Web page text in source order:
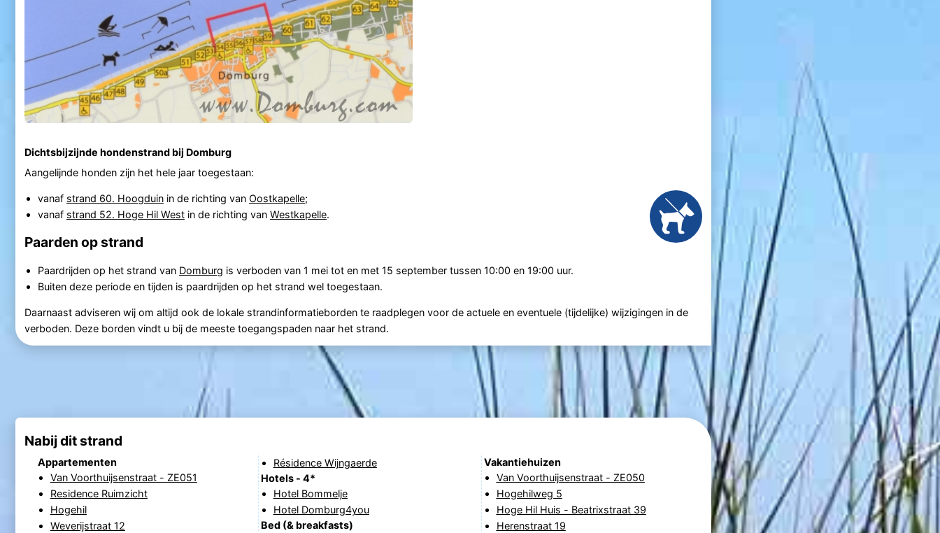
Dichtsbijzijnde hondenstrand bij Domburg
Aangelijnde honden zijn het hele jaar toegestaan:
vanaf strand 60. Hoogduinin de richting van Oostkapelle;
vanaf strand 52. Hoge Hil Westin de richting van Westkapelle.
Paarden op strand
Paardrijden op het strand van Domburg is verboden van 1 mei tot en met 15 september tussen 10:00 en 19:00 uur.
Buiten deze periode en tijden is paardrijden op het strand wel toegestaan.
Daarnaast adviseren wij om altijd ook de lokale strandinformatieborden te raadplegen voor de actuele en eventuele (tijdelijke) wijzigingen in de
verboden. Deze borden vindt u bij de meeste toegangspaden naar het strand.
Nabij dit strand
Appartementen
Van Voorthuijsenstraat - ZE051
Residence Ruimzicht
Hogehil
Weverijstraat 12
Résidence Wijngaerde
Hotels - 4*
Hotel Bommelje
Hotel Domburg4you
Bed (& breakfasts)
Vakantiehuizen
Van Voorthuijsenstraat - ZE050
Hogehilweg 5
Hoge Hil Huis - Beatrixstraat 39
Herenstraat 19